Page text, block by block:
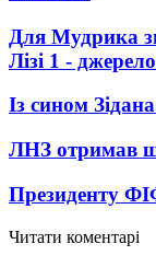
Для Мудрика
Лізі 1 - джерело
Із сином
ЛНЗ отримав
Президенту
Читати коментарі